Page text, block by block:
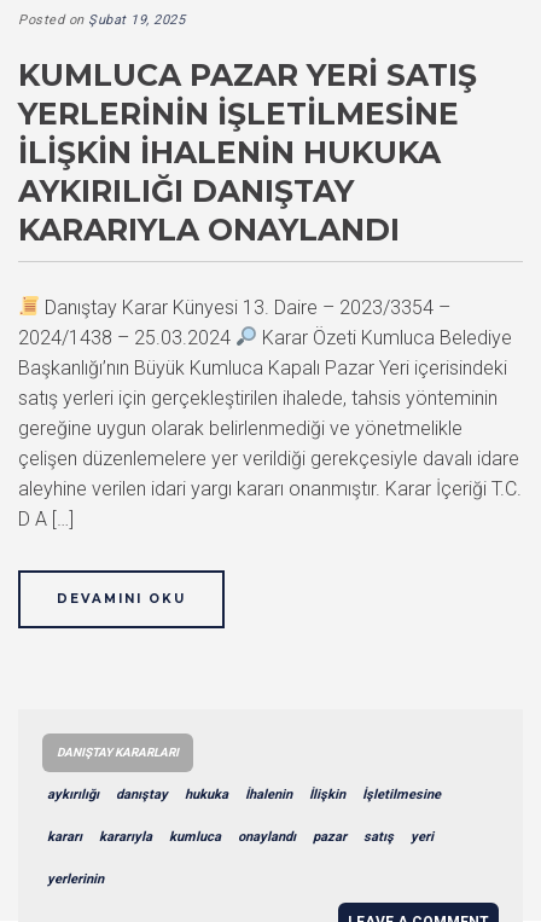
Posted on Şubat 19, 2025
KUMLUCA PAZAR YERI SATIŞ
YERLERININ İŞLETILMESINE
İLIŞKIN İHALENIN HUKUKA
AYKIRILIĞI DANIŞTAY
KARARIYLA ONAYLANDI
Danıştay Karar Künyesi 13. Daire – 2023/3354 –
2024/1438 – 25.03.2024
Karar Özeti Kumluca Belediye
Başkanlığı’nın Büyük Kumluca Kapalı Pazar Yeri içerisindeki
satış yerleri için gerçekleştirilen ihalede, tahsis yönteminin
gereğine uygun olarak belirlenmediği ve yönetmelikle
çelişen düzenlemelere yer verildiği gerekçesiyle davalı idare
aleyhine verilen idari yargı kararı onanmıştır. Karar İçeriği T.C.
D A […]
DEVAMINI OKU
DANIŞTAY KARARLARI
aykırılığı danıştay hukuka İhalenin İlişkin İşletilmesine
kararı kararıyla kumluca onaylandı pazar satış yeri
yerlerinin